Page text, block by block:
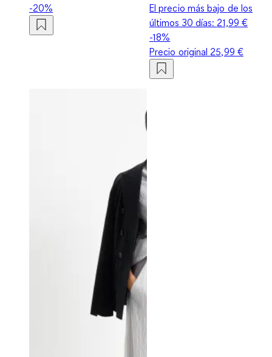
-20%
El precio más bajo de los
últimos 30 días: 21,99 €
-18%
Precio original 25,99 €